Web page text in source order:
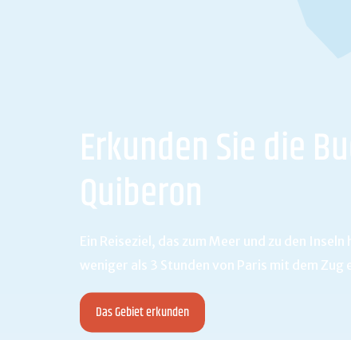
Erkunden Sie die
Quiberon
Ein Reiseziel, das zum Meer und zu den
weniger als 3 Stunden von Paris mit dem Zug
Das Gebiet erkunden